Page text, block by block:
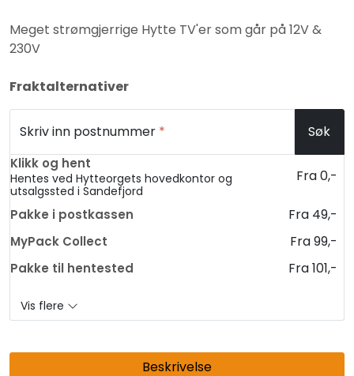
Meget strømgjerrige Hytte TV'er som går på 12V &
230V
Fraktalternativer
Skriv inn postnummer * Søk
Klikk og hent
Hentes ved Hytteorgets hovedkontor og
utsalgssted i Sandefjord
Fra 0,-
Pakke i postkassen Fra 49,-
MyPack Collect Fra 99,-
Pakke til hentested Fra 101,-
Vis flere
Beskrivelse